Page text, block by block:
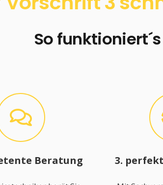
So funktioniert´s
Beratung 3.